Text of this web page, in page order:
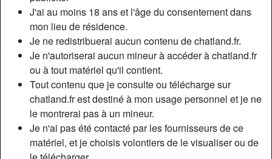
J'ai au moins 18 ans et l'âge du consentement dans
mon lieu de résidence.
Je ne redistribuerai aucun contenu de chatland.fr.
Je n'autoriserai aucun mineur à accéder à chatland.fr
ou à tout matériel qu'il contient.
Tout contenu que je consulte ou télécharge sur
chatland.fr est destiné à mon usage personnel et je ne
le montrerai pas à un mineur.
Je n'ai pas été contacté par les fournisseurs de ce
matériel, et je choisis volontiers de le visualiser ou de
Nickname:
Âge:
32
Pays:
France
Département:
Sexe:
Femme
Sexualité: